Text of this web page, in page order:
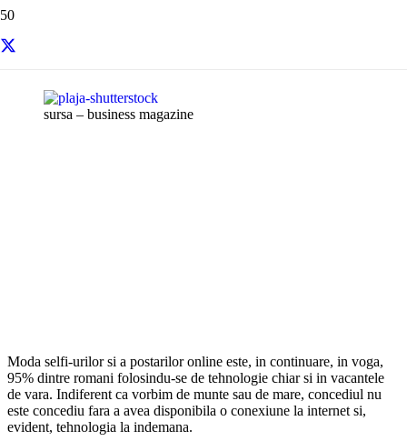
sursa – business magazine
Moda selfi-urilor si a postarilor online este, in continuare, in voga,
95% dintre romani folosindu-se de tehnologie chiar si in vacantele
de vara. Indiferent ca vorbim de munte sau de mare, concediul nu
este concediu fara a avea disponibila o conexiune la internet si,
evident, tehnologia la indemana.